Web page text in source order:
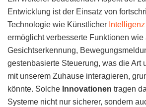
Entwicklung ist der Einsatz von
Technologie wie Künstlicher Intelligenz
ermöglicht verbesserte Funktionen wie
Gesichtserkennung,
gestenbasierte Steuerung, was die Art
mit unserem Zuhause interagieren,
könnte. Solche Innovationen tragen
Systeme nicht nur sicherer, sondern